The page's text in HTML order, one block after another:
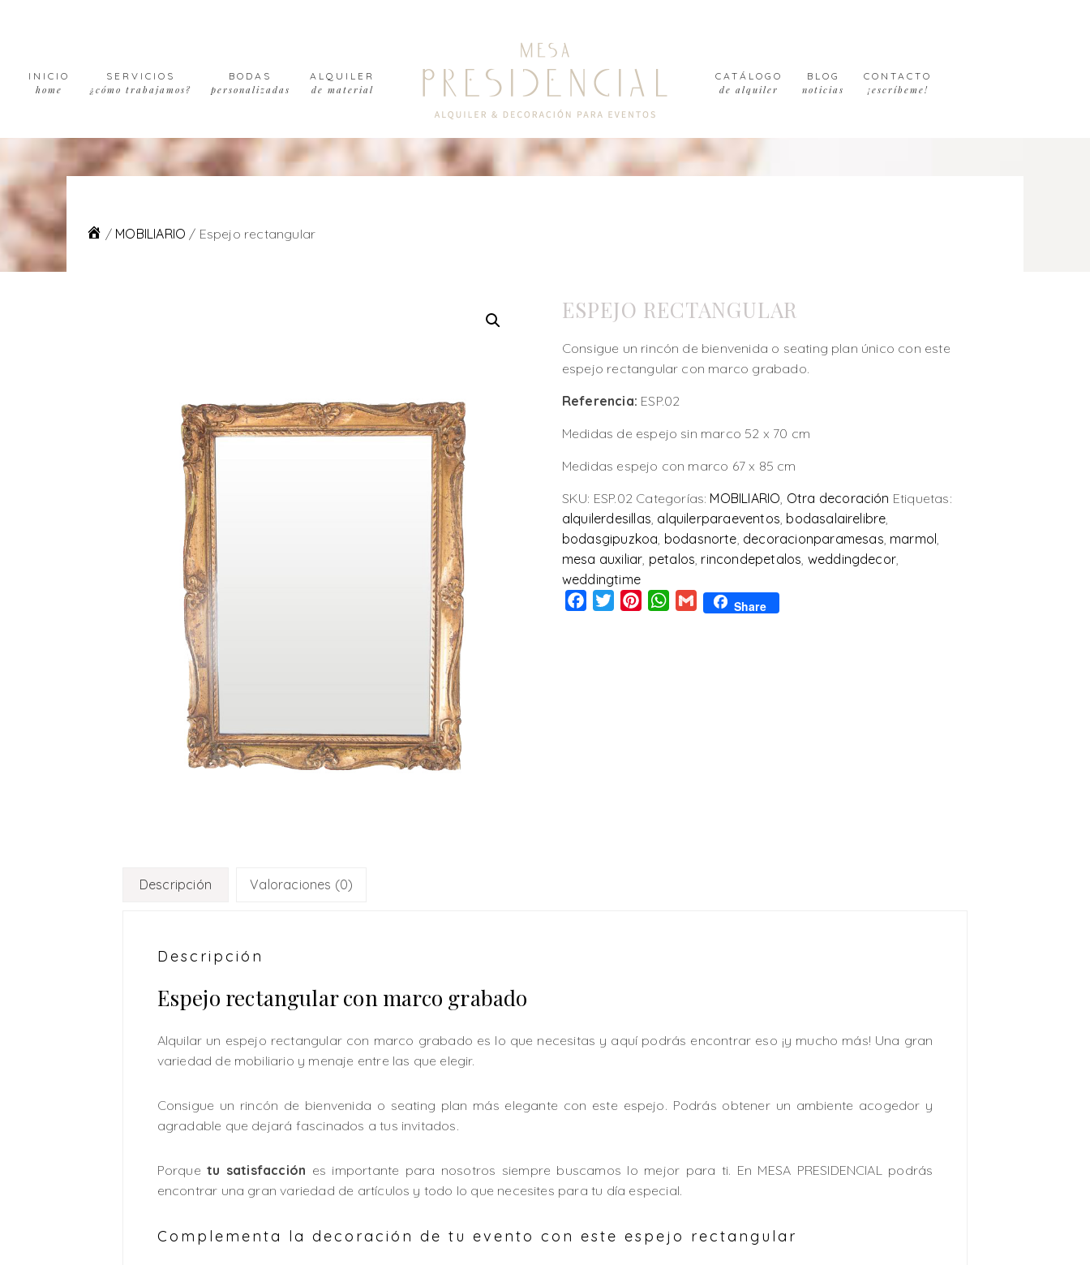
navigation
contentINICIO
home
SERVICIOS
¿cómo trabajamos?
BODAS
personalizadas
ALQUILER
de material
CATÁLOGO
de alquiler
BLOG
noticias
CONTACTO
¡escríbeme!
/ MOBILIARIO / Espejo rectangular
ESPEJO RECTANGULAR
Consigue un rincón de bienvenida o seating plan único con este
espejo rectangular con marco grabado.
Referencia: ESP.02
Medidas de espejo sin marco 52 x 70 cm
Medidas espejo con marco 67 x 85 cm
SKU: ESP.02 Categorías: MOBILIARIO Otra decoración Etiquetas:
alquilerdesillas alquilerparaeventos bodasalairelibre
bodasgipuzkoa bodasnorte decoracionparamesas marmol
mesa auxiliar petalos rincondepetalos weddingdecor
weddingtime
Facebook
TwitterPinterestWhatsApp
Gmail Share
Descripción Valoraciones (0)
Descripción
Espejo rectangular con marco grabado
Alquilar un espejo rectangular con marco grabado es lo que necesitas y aquí podrás encontrar eso ¡y mucho más! Una gran
variedad de mobiliario y menaje entre las que elegir.
Consigue un rincón de bienvenida o seating plan más elegante con este espejo. Podrás obtener un ambiente acogedor y
agradable que dejará fascinados a tus invitados.
Porquetu satisfacción es importante para nosotros siempre buscamos lo mejor para ti. En MESA PRESIDENCIAL podrás
encontrar una gran variedad de artículos y todo lo que necesites para tu día especial.
Complementa la decoración de tu evento con este espejo rectangular